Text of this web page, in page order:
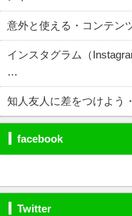
意外と使える・コンテン
インスタグラム（
…
知人友人に差をつけよう
facebook
Twitter